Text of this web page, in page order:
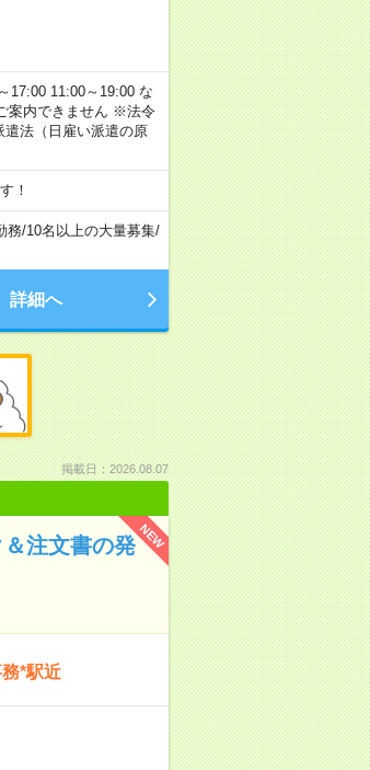
17:00 11:00～19:00 な
案内できません ※法令
法（日雇い派遣の原
！
務/10名以上の大量募集/
詳細へ
掲載日：2026.08.07
NEW
注文書の発
*駅近